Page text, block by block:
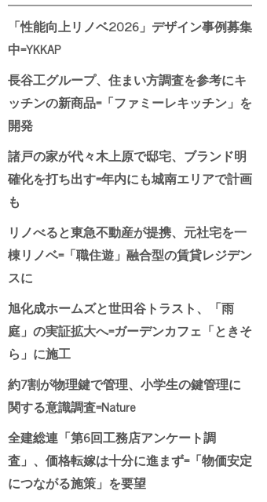
「性能向上リノベ2026」デザイン事例募集
中=YKKAP
長谷工グループ、住まい方調査を参考にキ
ッチンの新商品=「ファミーレキッチン」を
開発
諸戸の家が代々木上原で邸宅、ブランド明
確化を打ち出す=年内にも城南エリアで計画
も
リノべると東急不動産が提携、元社宅を一
棟リノベ=「職住遊」融合型の賃貸レジデン
スに
旭化成ホームズと世田谷トラスト、「雨
庭」の実証拡大へ=ガーデンカフェ「ときそ
ら」に施工
約7割が物理鍵で管理、小学生の鍵管理に
関する意識調査=Nature
全建総連「第6回工務店アンケート調
査」、価格転嫁は十分に進まず=「物価安定
につながる施策」を要望